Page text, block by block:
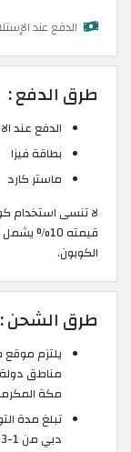
الدفع عند
طرق الدفع :
الدفع عند
بطاقة فيزا
ماستر كارد
لا تنسى استخدام
قيمته
الكوبون.
طرق الشحن :
يلتزم موقع
مناطق دولة
مكة
دبي من 1-3 أيام.